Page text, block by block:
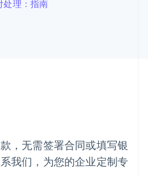
处理：指南
，无需签署合同或填写银
我们，为您的企业定制专